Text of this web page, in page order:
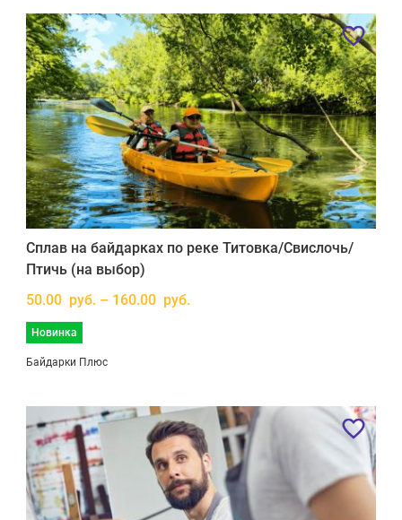
Сплав на байдарках по реке Титовка/Свислочь/
Птичь (на выбор)
50.00 руб. – 160.00 руб.
Новинка
Байдарки Плюс